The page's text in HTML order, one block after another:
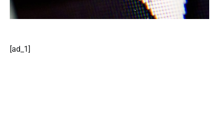
[ad_1]